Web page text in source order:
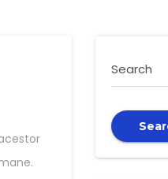
Search